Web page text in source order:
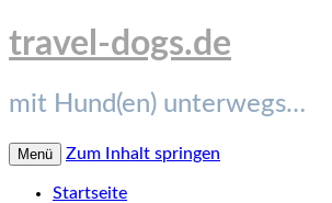
travel-dogs.de
mit Hund(en) unterwegs…
Menü Zum Inhalt springen
Startseite